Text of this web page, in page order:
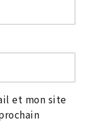
et mon site